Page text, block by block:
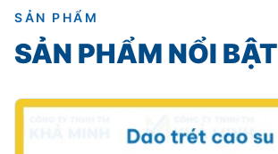
SẢN PHẨM
SẢN PHẨM NỔI BẬT